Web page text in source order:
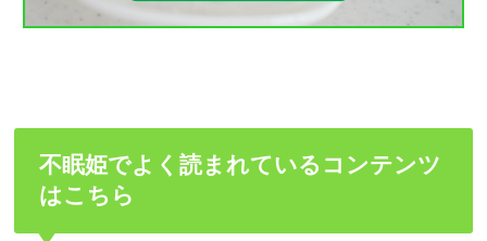
不眠姫でよく読まれているコンテンツ
はこちら